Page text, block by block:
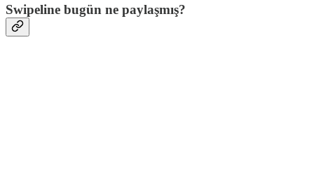
Swipeline bugün ne paylaşmış?